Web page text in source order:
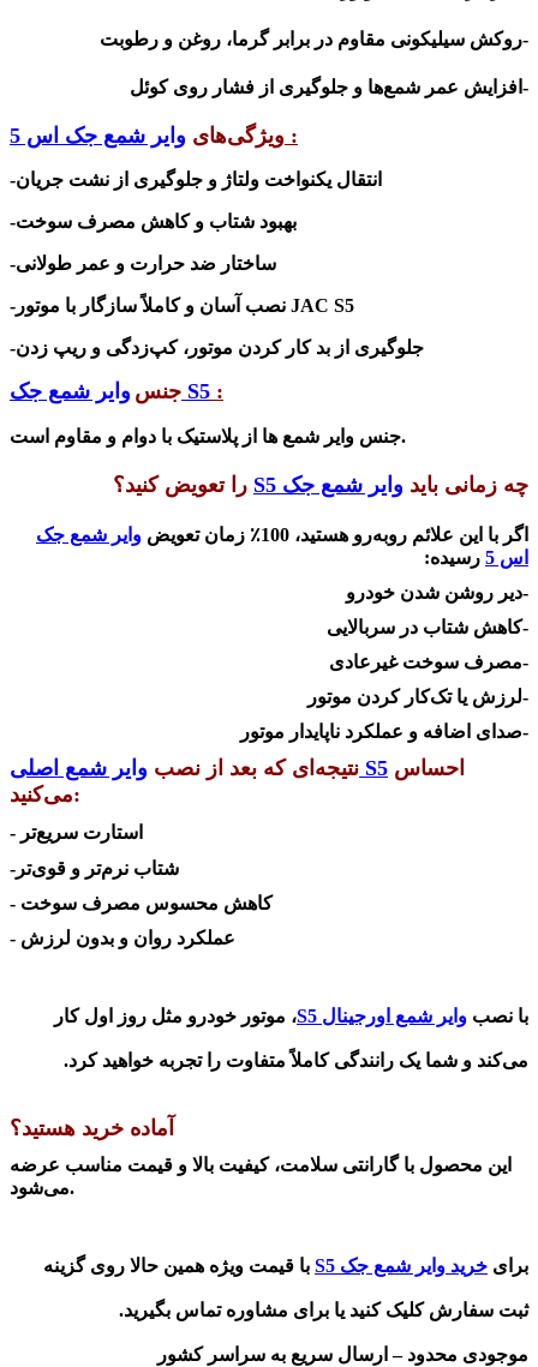
-روکش سیلیکونی مقاوم در برابر گرما، روغن و رطوبت
-افزایش عمر شمع‌ها و جلوگیری از فشار روی کوئل
ویژگی‌های وایر شمع جک اس 5 :
-انتقال یکنواخت ولتاژ و جلوگیری از نشت جریان
-بهبود شتاب و کاهش مصرف سوخت
-ساختار ضد حرارت و عمر طولانی
-نصب آسان و کاملاً سازگار با موتور JAC S5
-جلوگیری از بد کار کردن موتور، کپ‌زدگی و ریپ زدن
جنس وایر شمع جک S5 :
جنس وایر شمع ها از پلاستیک با دوام و مقاوم است.
چه زمانی باید وایر شمع جک S5 را تعویض کنید؟
اگر با این علائم روبه‌رو هستید، 100٪ زمان تعویض
وایر شمع جک
اس 5
رسیده:
-دیر روشن شدن خودرو
-کاهش شتاب در سربالایی
-مصرف سوخت غیرعادی
-لرزش یا تک‌کار کردن موتور
-صدای اضافه و عملکرد ناپایدار موتور
نتیجه‌ای که بعد از نصب وایر شمع اصلی S5 احساس
می‌کنید:
- استارت سریع‌تر
- شتاب نرم‌تر و قوی‌تر
- کاهش محسوس مصرف سوخت
- عملکرد روان و بدون لرزش
با نصب وایر شمع اورجینال S5 ، موتور خودرو مثل روز اول کار
می‌کند و شما یک رانندگی کاملاً متفاوت را تجربه خواهید کرد.
آماده خرید هستید؟
این محصول باگارانتی سلامت، کیفیت بالا و قیمت مناسب عرضه
می‌شود.
برای خرید وایر شمع جک S5 با قیمت ویژه همین حالا روی گزینه
ثبت سفارش کلیک کنید یا برای مشاوره تماس بگیرید.
موجودی محدود – ارسال سریع به سراسر کشور